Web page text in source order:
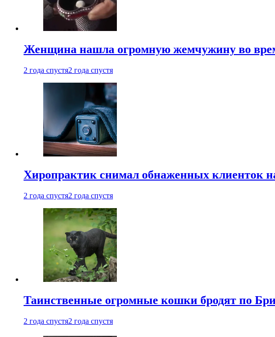
Женщина нашла огромную жемчужину во
2 года спустя2 года спустя
Хиропрактик снимал обнаженных клиенток
2 года спустя2 года спустя
Таинственные огромные кошки бродят по
2 года спустя2 года спустя